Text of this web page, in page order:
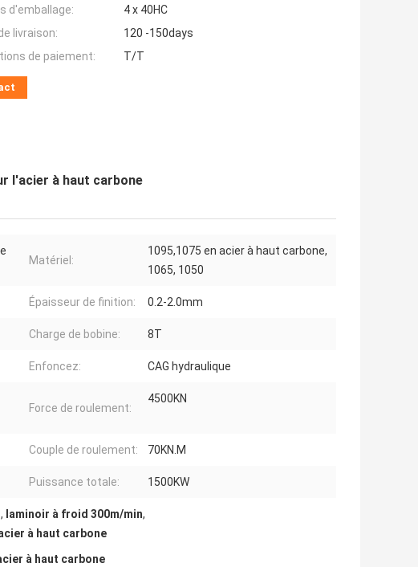
d'emballage:
4 x 40HC
livraison:
120 -150days
de paiement:
T/T
l'acier à haut carbone
Matériel:
1095,1075 en acier à haut carbone,
1065, 1050
Épaisseur de finition: 0.2-2.0mm
Charge de bobine: 8T
Enfoncez: CAG hydraulique
Force de roulement:
4500KN
Couple de roulement: 70KN.M
Puissance totale: 1500KW
, laminoir à froid 300m/min,
à haut carbone
à haut carbone